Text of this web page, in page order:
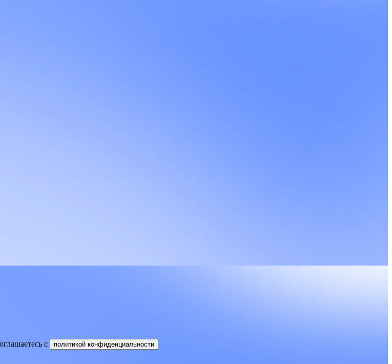
c
политикой конфиденциальности